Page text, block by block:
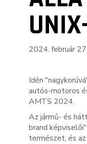
2024. február 27.
Idén
autós-motoros
AMTS 2024.
Az jármű- és
brand
természet, és